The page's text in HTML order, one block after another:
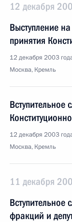
12 декабря
Выступление
принятия
12 декабря 2003
Москва, Кремль
Вступительное
12 декабря 2003
Москва, Кремль
11 декабря
Вступительное
фракций и